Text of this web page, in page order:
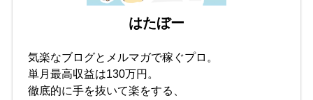
はたぼー
気楽なブログとメルマガで稼ぐプロ。
単月最高収益は130万円。
徹底的に手を抜いて楽をする、